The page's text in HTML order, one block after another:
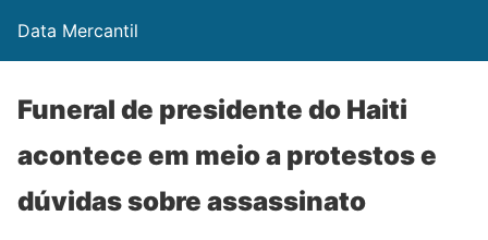
Data Mercantil
Funeral de presidente do Haiti
acontece em meio a protestos e
dúvidas sobre assassinato